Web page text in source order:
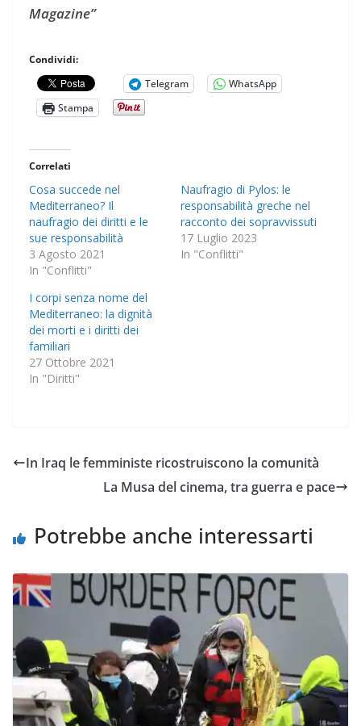
Magazine”
Condividi:
Telegram
WhatsApp
Stampa
Correlati
Cosa succede nel
Mediterraneo? Il
naufragio dei diritti e le
sue responsabilità
3 Agosto 2021
In "Conflitti"
Naufragio di Pylos: le
responsabilità greche nel
racconto dei sopravvissuti
17 Luglio 2023
In "Conflitti"
I corpi senza nome del
Mediterraneo: la dignità
dei morti e i diritti dei
familiari
27 Ottobre 2021
In "Diritti"
In Iraq le femministe ricostruiscono la comunità
La Musa del cinema, tra guerra e pace
Potrebbe anche interessarti